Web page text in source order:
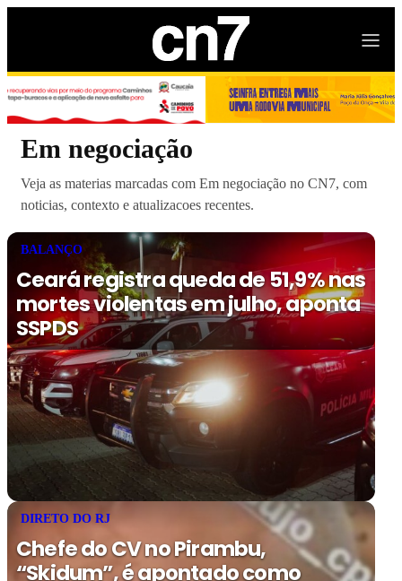
Em negociação
Veja as materias marcadas com Em negociação no CN7, com
noticias, contexto e atualizacoes recentes.
BALANÇO
Ceará registra queda de 51,9% nas
mortes violentas em julho, aponta
SSPDS
DIRETO DO RJ
Chefe do CV no Pirambu,
“Skidum”, é apontado como